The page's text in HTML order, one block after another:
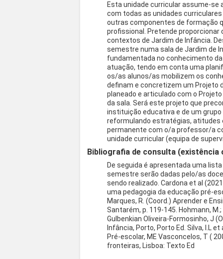
Esta unidade curricular assume-
com todas as unidades
outras componentes de formação
profissional. Pretende
contextos de Jardim de Infância.
semestre numa sala de Jardim de
fundamentada no conhecimento
atuação, tendo em conta uma
os/as alunos/as mobilizem os
definam e concretizem um Projeto
planeado e articulado com o
da sala. Será este projeto que
instituição educativa e de um
reformulando estratégias, atitudes
permanente com o/a professor/a
unidade curricular (equipa de
Bibliografia de consulta
De seguida é apresentada uma
semestre serão dadas pelo/as
sendo realizado. Cardona et al
uma pedagogia da educação pré-
Marques, R. (Coord.) Aprender e
Santarém, p. 119-145. Hohmann, M.;
Gulbenkian Oliveira-Formosinho, J
Infância, Porto, Porto Ed. Silva, I.L
Pré-escolar, ME Vasconcelos, T (
fronteiras, Lisboa: Texto Ed